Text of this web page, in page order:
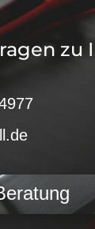
zu